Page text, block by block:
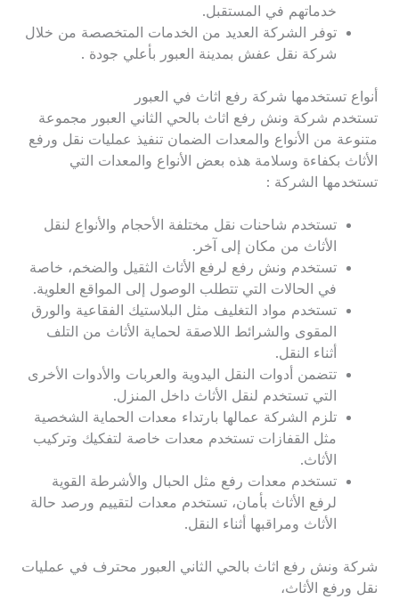
خدماتهم في المستقبل.
توفر الشركة العديد من الخدمات المتخصصة من خلال
شركة نقل عفش بمدينة العبور بأعلي جودة .
أنواع تستخدمها شركة رفع اثاث في العبور
تستخدم شركة ونش رفع اثاث بالحي الثاني العبور مجموعة
متنوعة من الأنواع والمعدات الضمان تنفيذ عمليات نقل ورفع
الأثاث بكفاءة وسلامة هذه بعض الأنواع والمعدات التي
تستخدمها الشركة :
تستخدم شاحنات نقل مختلفة الأحجام والأنواع لنقل
الأثاث من مكان إلى آخر.
تستخدم ونش رفع لرفع الأثاث الثقيل والضخم، خاصة
في الحالات التي تتطلب الوصول إلى المواقع العلوية.
تستخدم مواد التغليف مثل البلاستيك الفقاعية والورق
المقوى والشرائط اللاصقة لحماية الأثاث من التلف
أثناء النقل.
تتضمن أدوات النقل اليدوية والعربات والأدوات الأخرى
التي تستخدم لنقل الأثاث داخل المنزل.
تلزم الشركة عمالها بارتداء معدات الحماية الشخصية
مثل القفازات تستخدم معدات خاصة لتفكيك وتركيب
الأثاث.
تستخدم معدات رفع مثل الحبال والأشرطة القوية
لرفع الأثاث بأمان، تستخدم معدات لتقييم ورصد حالة
الأثاث ومراقبها أثناء النقل.
شركة ونش رفع اثاث بالحي الثاني العبور محترف في عمليات
نقل ورفع الأثاث،